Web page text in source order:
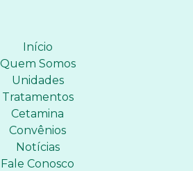
Início
Quem Somos
Unidades
Tratamentos
Cetamina
Convênios
Notícias
Fale Conosco